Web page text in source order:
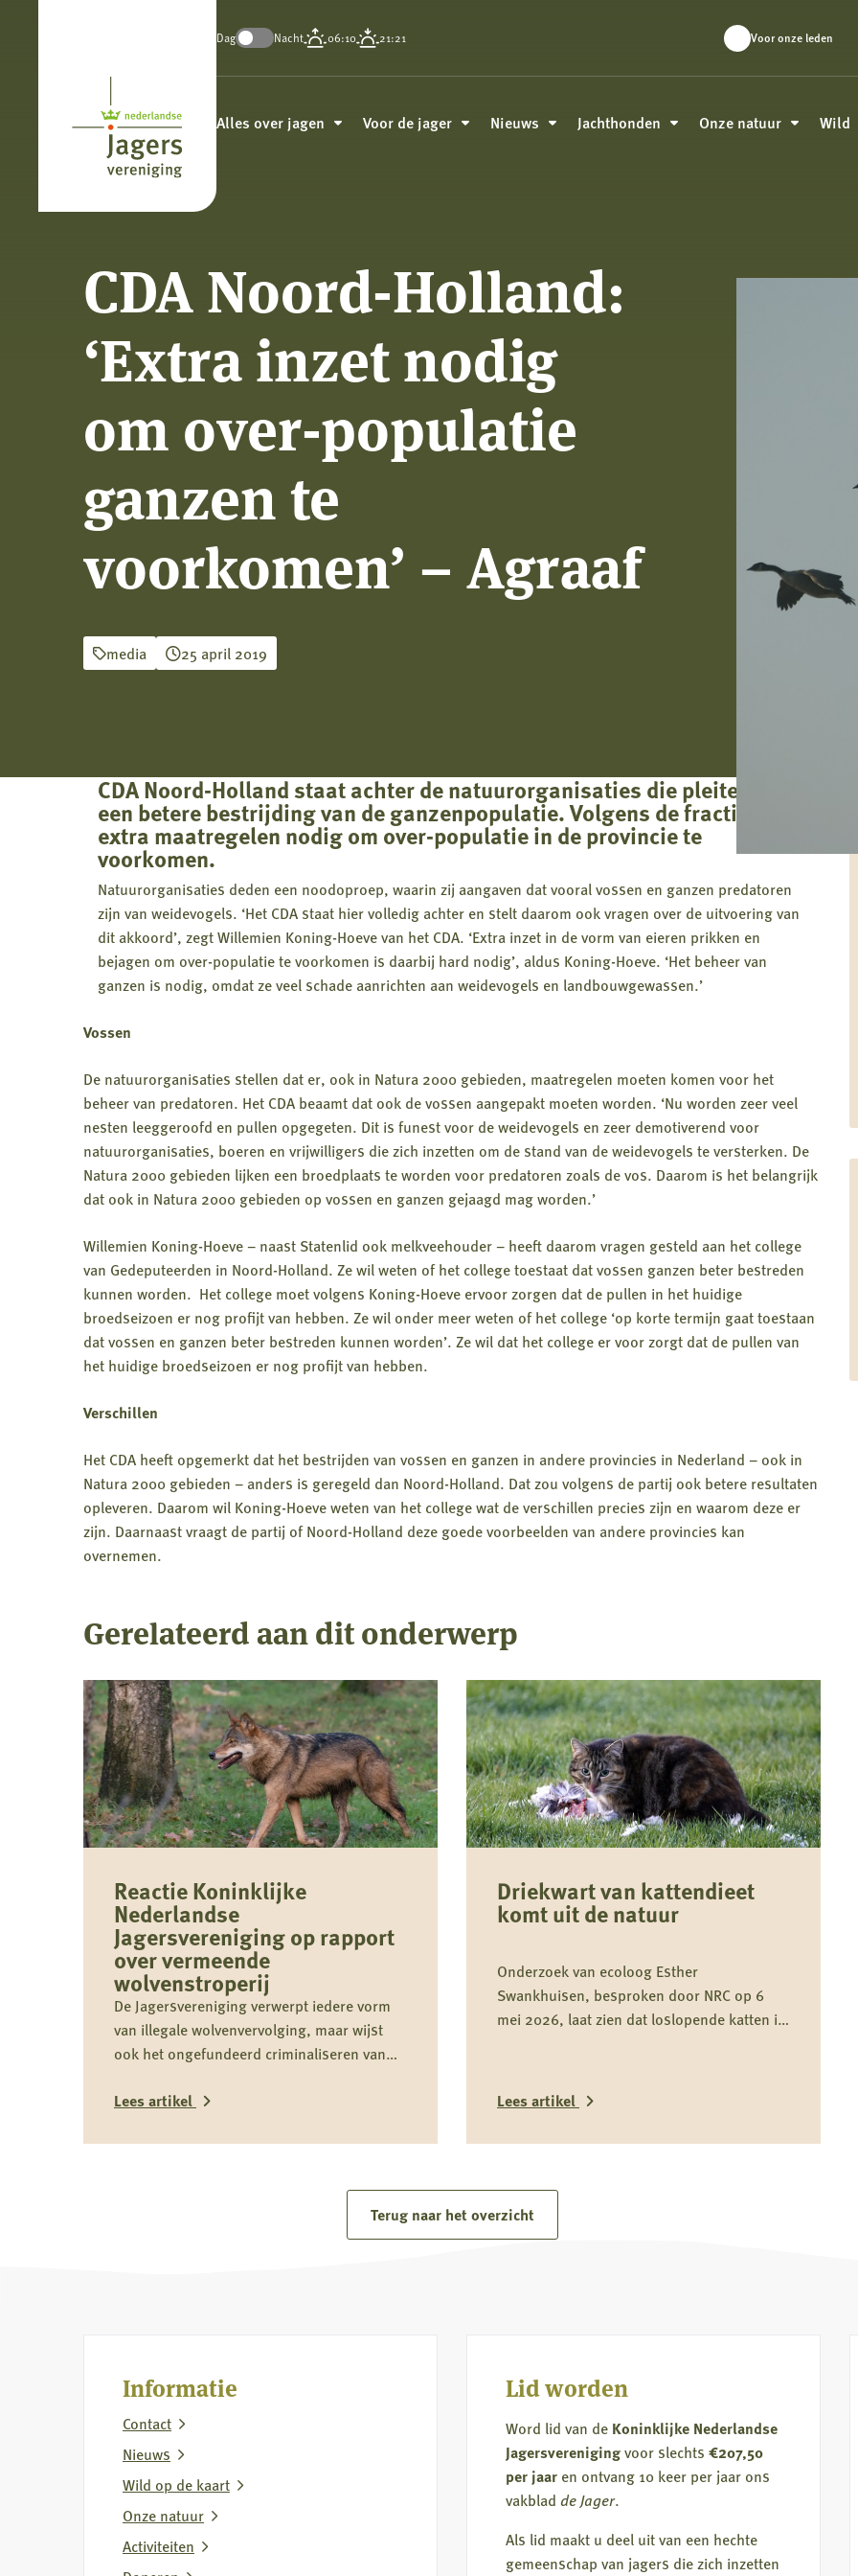
Nederlandse
Jagersvereniging
Dag Nacht 06:10 21:21 Voor onze leden
Alles over jagen Voor de jager Nieuws Jachthonden Onze natuur Wild
CDA Noord-Holland:
‘Extra inzet nodig
om over-populatie
ganzen te
voorkomen’ – Agraaf
media 25 april 2019
CDA Noord-Holland staat achter de natuurorganisaties die pleiten voor
een betere bestrijding van de ganzenpopulatie. Volgens de fractie zijn
extra maatregelen nodig om over-populatie in de provincie te
voorkomen.
Natuurorganisaties deden een noodoproep, waarin zij aangaven dat vooral vossen en ganzen predatoren
zijn van weidevogels. ‘Het CDA staat hier volledig achter en stelt daarom ook vragen over de uitvoering van
dit akkoord’, zegt Willemien Koning-Hoeve van het CDA. ‘Extra inzet in de vorm van eieren prikken en
bejagen om over-populatie te voorkomen is daarbij hard nodig’, aldus Koning-Hoeve. ‘Het beheer van
ganzen is nodig, omdat ze veel schade aanrichten aan weidevogels en landbouwgewassen.’
Vossen
De natuurorganisaties stellen dat er, ook in Natura 2000 gebieden, maatregelen moeten komen voor het
beheer van predatoren. Het CDA beaamt dat ook de vossen aangepakt moeten worden. ‘Nu worden zeer veel
nesten leeggeroofd en pullen opgegeten. Dit is funest voor de weidevogels en zeer demotiverend voor
natuurorganisaties, boeren en vrijwilligers die zich inzetten om de stand van de weidevogels te versterken. De
Natura 2000 gebieden lijken een broedplaats te worden voor predatoren zoals de vos. Daarom is het belangrijk
dat ook in Natura 2000 gebieden op vossen en ganzen gejaagd mag worden.’
Willemien Koning-Hoeve – naast Statenlid ook melkveehouder – heeft daarom vragen gesteld aan het college
van Gedeputeerden in Noord-Holland. Ze wil weten of het college toestaat dat vossen ganzen beter bestreden
kunnen worden. Het college moet volgens Koning-Hoeve ervoor zorgen dat de pullen in het huidige
broedseizoen er nog profijt van hebben. Ze wil onder meer weten of het college ‘op korte termijn gaat toestaan
dat vossen en ganzen beter bestreden kunnen worden’. Ze wil dat het college er voor zorgt dat de pullen van
het huidige broedseizoen er nog profijt van hebben.
Verschillen
Het CDA heeft opgemerkt dat het bestrijden van vossen en ganzen in andere provincies in Nederland – ook in
Natura 2000 gebieden – anders is geregeld dan Noord-Holland. Dat zou volgens de partij ook betere resultaten
opleveren. Daarom wil Koning-Hoeve weten van het college wat de verschillen precies zijn en waarom deze er
zijn. Daarnaast vraagt de partij of Noord-Holland deze goede voorbeelden van andere provincies kan
overnemen.
Gerelateerd aan dit onderwerp
Reactie Koninklijke
Nederlandse
Jagersvereniging op rapport
over vermeende
wolvenstroperij
De Jagersvereniging verwerpt iedere vorm
van illegale wolvenvervolging, maar wijst
ook het ongefundeerd criminaliseren van
Lees artikel
vermeende
wolvenstroperij
Driekwart van kattendieet
komt uit de natuur
Onderzoek van ecoloog Esther
Swankhuisen, besproken door NRC op 6
mei 2026, laat zien dat loslopende katten in
onderdeel zijn van het predatiedebat. Voor
kwetsbare soorten zoals de grutto vormen
katten niet alleen een risico door directe
nesten en kuikens.
Lees artikel
over
Driekwart
natuur
Terug naar het overzicht
Informatie
Contact
Nieuws
Wild op de kaart
Onze natuur
Activiteiten
Lid worden
Word lid van de Koninklijke Nederlandse
Jagersverenigingvoor slechts €207,50
per jaaren ontvang 10 keer per jaar ons
vakblad de Jager.
Als lid maakt u deel uit van een hechte
gemeenschap van jagers die zich inzetten